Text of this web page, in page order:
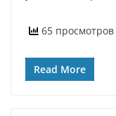
65 просмотров
Read More